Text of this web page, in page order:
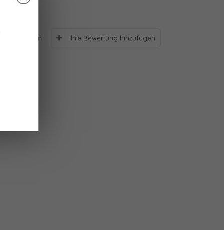
Bewertungen Ihre Bewertung hinzufügen